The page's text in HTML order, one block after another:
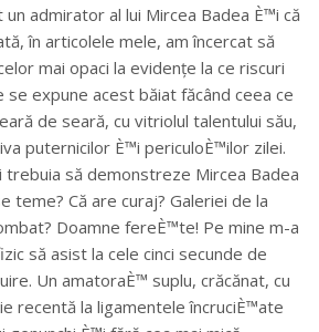
un admirator al lui Mircea Badea È™i că
în articolele mele, am încercat să
mai opaci la evidențe la ce riscuri
se expune acest băiat făcând ceea ce
de seară, cu vitriolul talentului său,
puternicilor È™i periculoÈ™ilor zilei.
trebuia să demonstreze Mircea Badea
teme? Că are curaj? Galeriei de la
Doamne fereÈ™te! Pe mine m-a
să asist la cele cinci secunde de
Un amatoraÈ™ suplu, crăcănat, cu
recentă la ligamentele încruciÈ™ate